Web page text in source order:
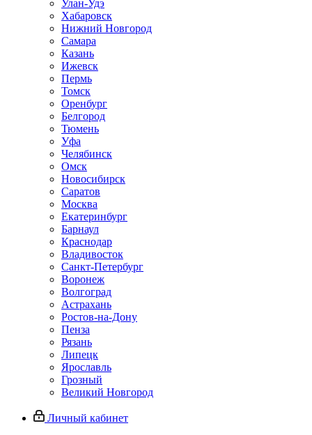
Улан-Удэ
Хабаровск
Нижний Новгород
Самара
Казань
Ижевск
Пермь
Томск
Оренбург
Белгород
Тюмень
Уфа
Челябинск
Омск
Новосибирск
Саратов
Москва
Екатеринбург
Барнаул
Краснодар
Владивосток
Санкт-Петербург
Воронеж
Волгоград
Астрахань
Ростов-на-Дону
Пенза
Рязань
Липецк
Ярославль
Грозный
Великий Новгород
Личный кабинет